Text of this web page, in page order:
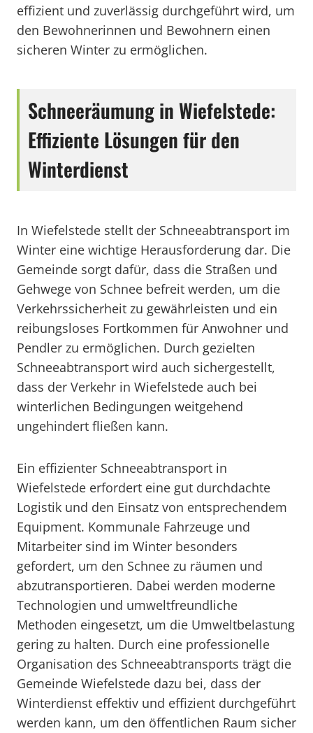
effizient und zuverlässig durchgeführt wird, um
den Bewohnerinnen und Bewohnern einen
sicheren Winter zu ermöglichen.
Schneeräumung in Wiefelstede:
Effiziente Lösungen für den
Winterdienst
In Wiefelstede stellt der Schneeabtransport im
Winter eine wichtige Herausforderung dar. Die
Gemeinde sorgt dafür, dass die Straßen und
Gehwege von Schnee befreit werden, um die
Verkehrssicherheit zu gewährleisten und ein
reibungsloses Fortkommen für Anwohner und
Pendler zu ermöglichen. Durch gezielten
Schneeabtransport wird auch sichergestellt,
dass der Verkehr in Wiefelstede auch bei
winterlichen Bedingungen weitgehend
ungehindert fließen kann.
Ein effizienter Schneeabtransport in
Wiefelstede erfordert eine gut durchdachte
Logistik und den Einsatz von entsprechendem
Equipment. Kommunale Fahrzeuge und
Mitarbeiter sind im Winter besonders
gefordert, um den Schnee zu räumen und
abzutransportieren. Dabei werden moderne
Technologien und umweltfreundliche
Methoden eingesetzt, um die Umweltbelastung
gering zu halten. Durch eine professionelle
Organisation des Schneeabtransports trägt die
Gemeinde Wiefelstede dazu bei, dass der
Winterdienst effektiv und effizient durchgeführt
werden kann, um den öffentlichen Raum sicher